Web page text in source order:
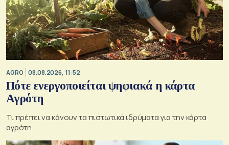
AGRO 08.08.2026, 11:52
Πότε ενεργοποιείται ψηφιακά η κάρτα
Αγρότη
Τι πρέπει να κάνουν τα πιστωτικά ιδρύματα για την κάρτα
αγρότη